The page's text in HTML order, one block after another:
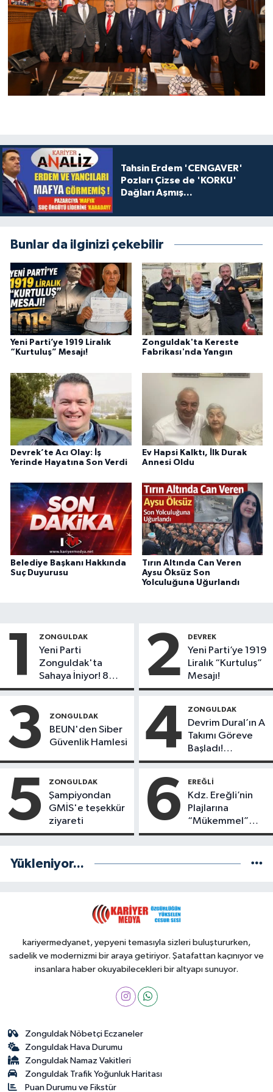
Tahsin Erdem 'CENGAVER'
Pozları Çizse de 'KORKU'
Dağları Aşmış...
Bunlar da ilginizi çekebilir
Yeni Parti’ye 1919 Liralık
“Kurtuluş” Mesajı!
Zonguldak'ta Kereste
Fabrikası'nda Yangın
Devrek’te Acı Olay: İş
Yerinde Hayatına Son Verdi
Ev Hapsi Kalktı, İlk Durak
Annesi Oldu
Belediye Başkanı Hakkında
Suç Duyurusu
Tırın Altında Can Veren
Aysu Öksüz Son
Yolculuğuna Uğurlandı
1 ZONGULDAK
Yeni Parti
Zonguldak'ta
Sahaya İniyor! 8
İlçede Kurucu
Başladı
2 DEVREK
Yeni Parti’ye 1919
Liralık “Kurtuluş”
Mesajı!
3 ZONGULDAK
BEUN'den Siber
Güvenlik Hamlesi
4 ZONGULDAK
Devrim Dural’ın A
Takımı Göreve
Başladı!
Yönetimde
5 ZONGULDAK
Şampiyondan
GMİS'e teşekkür
ziyareti
6 EREĞLI
Kdz. Ereğli’nin
Plajlarına
“Mükemmel”
Notu!
Yükleniyor...
kariyermedyanet, yepyeni temasıyla sizleri buluştururken,
sadelik ve modernizmi bir araya getiriyor. Şatafattan kaçınıyor ve
insanlara haber okuyabilecekleri bir altyapı sunuyor.
Zonguldak Nöbetçi Eczaneler
Zonguldak Hava Durumu
Zonguldak Namaz Vakitleri
Zonguldak Trafik Yoğunluk Haritası
Puan Durumu ve Fikstür